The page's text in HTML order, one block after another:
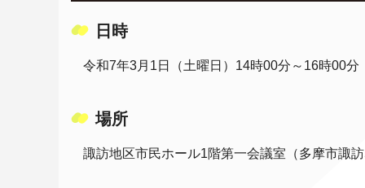
日時
令和7年3月1日（土曜日）14時00分～16時00分
場所
諏訪地区市民ホール1階第一会議室（多摩市諏